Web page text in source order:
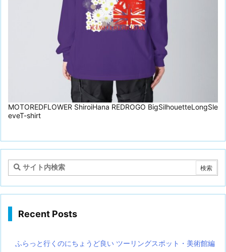
MOTOREDFLOWER ShiroiHana REDROGO BigSilhouetteLongSle
eveT-shirt
Recent Posts
ふらっと行くのにちょうど良い ツーリングスポット・美術館編